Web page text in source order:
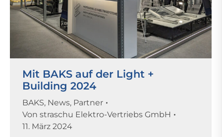
Mit BAKS auf der Light +
Building 2024
BAKS, News, Partner
Von straschu Elektro-Vertriebs GmbH
11. März 2024